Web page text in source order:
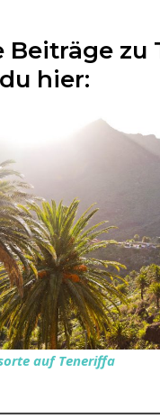
Beiträge zu
hier:
auf Teneriffa